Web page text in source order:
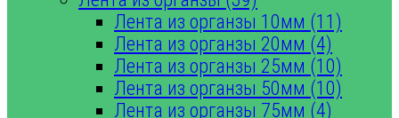
Лента из органзы 10мм (11)
Лента из органзы 20мм (4)
Лента из органзы 25мм (10)
Лента из органзы 50мм (10)
Лента из органзы 75мм (4)